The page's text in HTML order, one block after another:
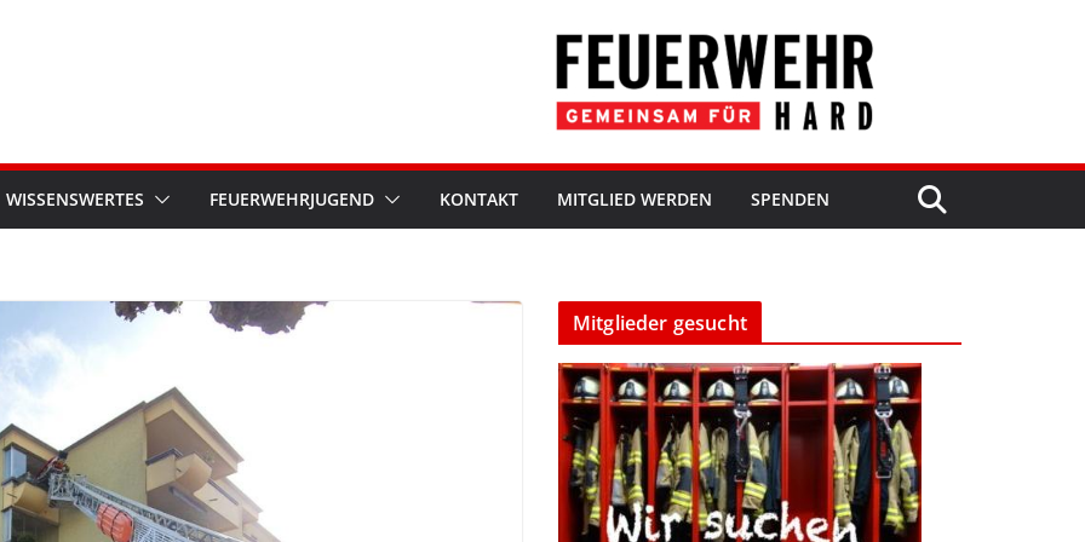
WISSENSWERTES FEUERWEHRJUGEND KONTAKT MITGLIED WERDEN SPENDEN
Mitglieder gesucht